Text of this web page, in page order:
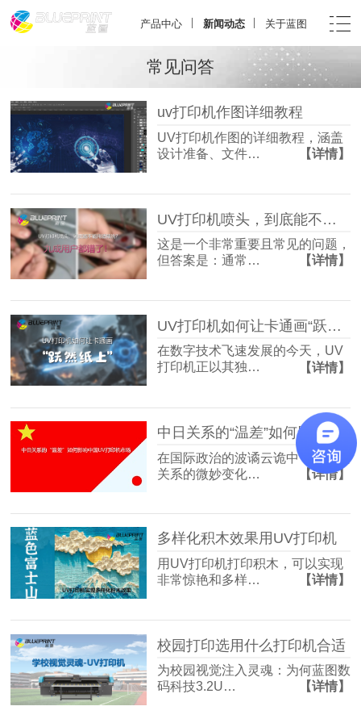
产品中心 新闻动态 关于蓝图
常见问答
uv打印机作图详细教程
UV打印机作图的详细教程，涵盖
设计准备、文件…
【详情】
UV打印机喷头，到底能不能用酒精洗？九成用户都错了！
这是一个非常重要且常见的问题，
但答案是：通常…
【详情】
UV打印机如何让卡通画“跃然纸上”？
在数字技术飞速发展的今天，UV
打印机正以其独…
【详情】
中日关系的“温差”如何影响中国UV打印机市场
在国际政治的波谲云诡中，国与国
关系的微妙变化…
【详情】
多样化积木效果用UV打印机
用UV打印机打印积木，可以实现
非常惊艳和多样…
【详情】
校园打印选用什么打印机合适
为校园视觉注入灵魂：为何蓝图数
码科技3.2U…
【详情】